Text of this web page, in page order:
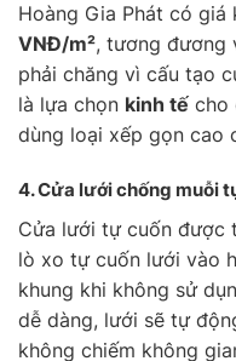
Hoàng Gia Phát có giá
VNĐ/m², tương đương
phải chăng vì cấu tạo
là lựa chọn kinh tế cho
dùng loại xếp gọn cao
4. Cửa lưới chống muỗi
Cửa lưới tự cuốn được
lò xo tự cuốn lưới vào
khung khi không sử
dễ dàng, lưới sẽ tự
không chiếm không